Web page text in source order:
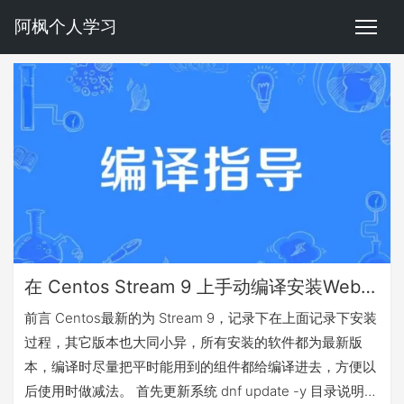
阿枫个人学习
在 Centos Stream 9 上手动编译安装Web服务器
前言 Centos最新的为 Stream 9，记录下在上面记录下安装
过程，其它版本也大同小异，所有安装的软件都为最新版
本，编译时尽量把平时能用到的组件都给编译进去，方便以
后使用时做减法。 首先更新系统 dnf update -y 目录说明：